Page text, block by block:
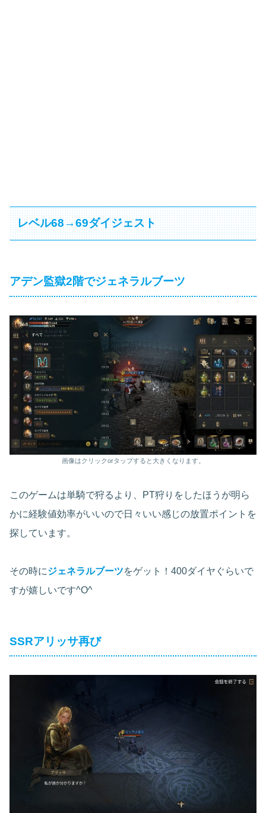
レベル68→69ダイジェスト
アデン監獄2階でジェネラルブーツ
画像はクリックorタップすると大きくなります。
このゲームは単騎で狩るより、PT狩りをしたほうが明ら
かに経験値効率がいいので日々いい感じの放置ポイントを
探しています。
その時にジェネラルブーツをゲット！400ダイヤぐらいで
すが嬉しいです^O^
SSRアリッサ再び